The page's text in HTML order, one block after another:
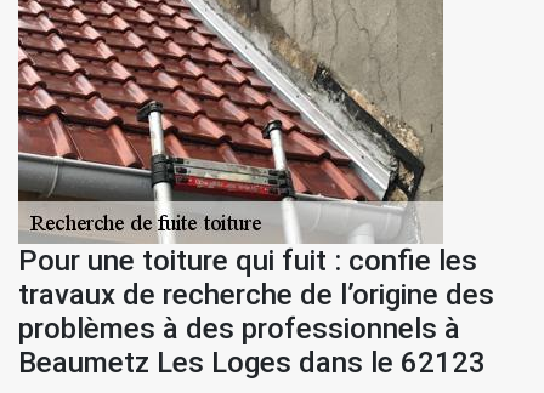
Pour une toiture qui fuit : confie les
travaux de recherche de l’origine des
problèmes à des professionnels à
Beaumetz Les Loges dans le 62123